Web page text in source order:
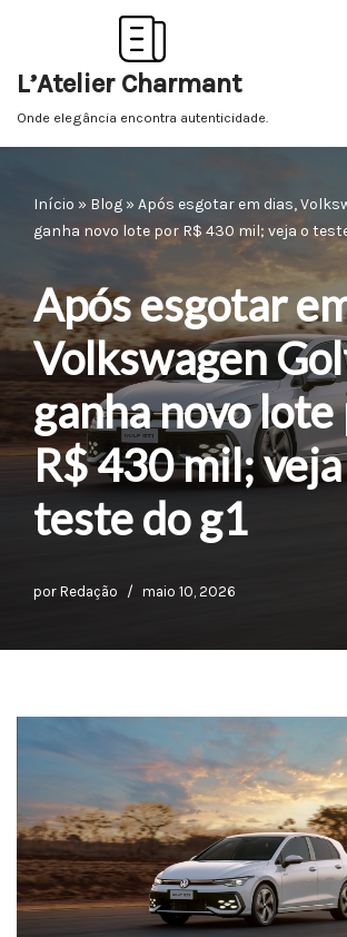
para
o
L’Atelier Charmant
Onde elegância encontra autenticidade.
Início » Blog » Após esgotar em dias,
ganha novo lote por R$ 430 mil; veja o teste
Após esgotar
Volkswagen
ganha novo lote
R$ 430 mil;
teste do g1
por Redação maio 10, 2026